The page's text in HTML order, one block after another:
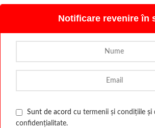
Notificare revenire în
Sunt de acord cu termenii și condițiile și
confidențialitate.